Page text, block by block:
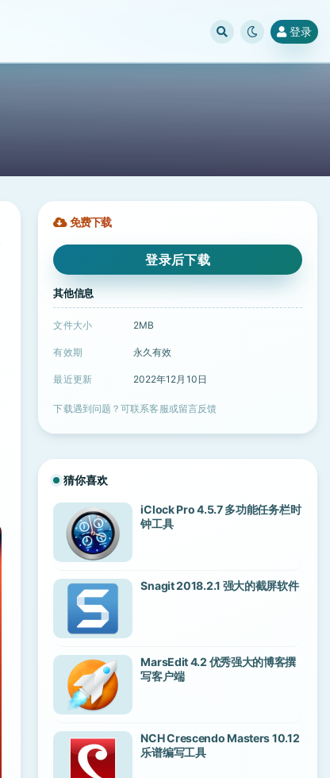
登录
免费下载
登录后下载
其他信息
文件大小 2MB
有效期 永久有效
最近更新 2022年12月10日
下载遇到问题？可联系客服或留言反馈
猜你喜欢
iClock Pro 4.5.7 多功能任务栏时
钟工具
Snagit 2018.2.1 强大的截屏软件
MarsEdit 4.2 优秀强大的博客撰
写客户端
NCH Crescendo Masters 10.12
乐谱编写工具